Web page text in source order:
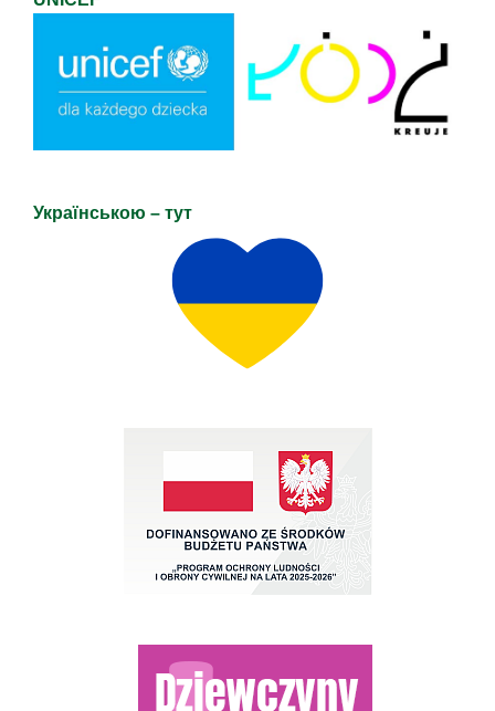
Українською – тут